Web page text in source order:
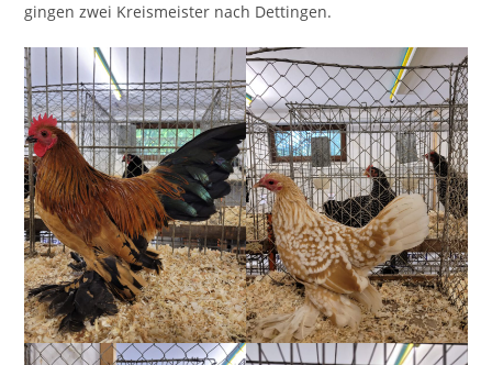
gingen zwei Kreismeister nach Dettingen.